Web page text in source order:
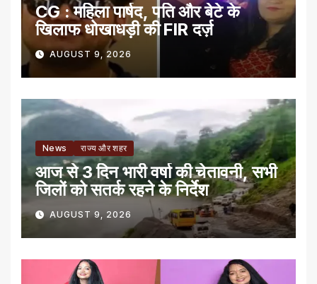
CG : महिला पार्षद, पति और बेटे के
खिलाफ धोखाधड़ी की FIR दर्ज़
AUGUST 9, 2026
News राज्य और शहर
आज से 3 दिन भारी वर्षा की चेतावनी, सभी
जिलों को सतर्क रहने के निर्देश
AUGUST 9, 2026